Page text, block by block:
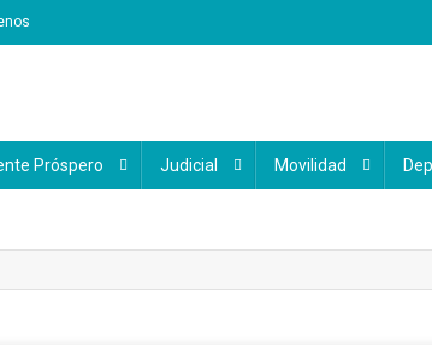
Próspero Judicial Movilidad